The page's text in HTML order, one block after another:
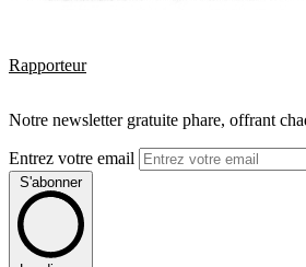
Rapporteur
Notre newsletter gratuite phare, offrant
Entrez votre email
S'abonner